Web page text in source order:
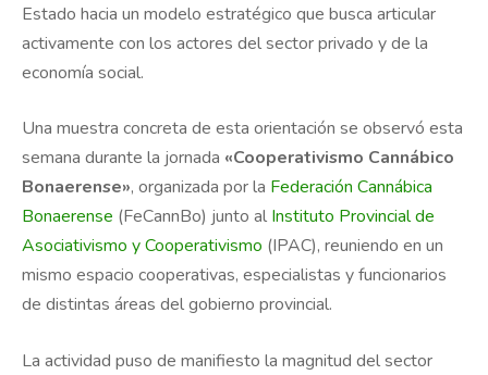
Estado hacia un modelo estratégico que busca articular
activamente con los actores del sector privado y de la
economía social.
Una muestra concreta de esta orientación se observó esta
semana durante la jornada «Cooperativismo Cannábico
Bonaerense», organizada por la Federación Cannábica
Bonaerense (FeCannBo) junto al Instituto Provincial de
Asociativismo y Cooperativismo (IPAC), reuniendo en un
mismo espacio cooperativas, especialistas y funcionarios
de distintas áreas del gobierno provincial.
La actividad puso de manifiesto la magnitud del sector